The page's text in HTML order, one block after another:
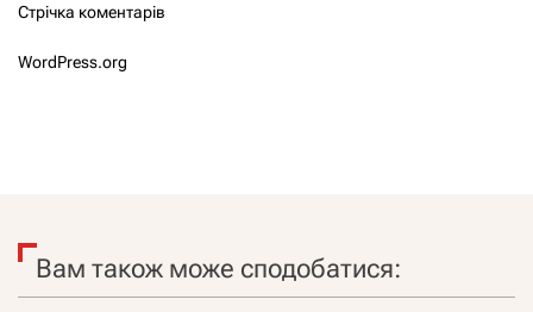
Стрічка коментарів
WordPress.org
Вам також може сподобатися: